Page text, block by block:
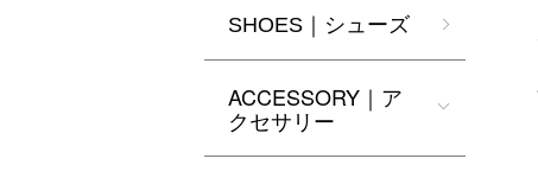
SHOES｜シューズ
ACCESSORY｜ア
クセサリー